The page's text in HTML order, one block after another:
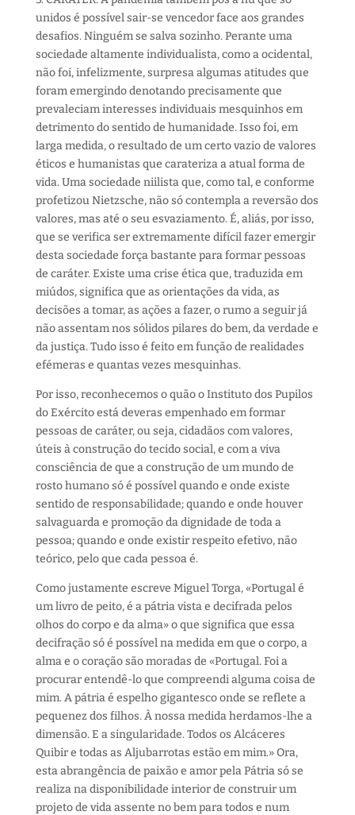
unidos é possível sair-se vencedor face aos grandes
desafios. Ninguém se salva sozinho. Perante uma
sociedade altamente individualista, como a ocidental,
não foi, infelizmente, surpresa algumas atitudes que
foram emergindo denotando precisamente que
prevaleciam interesses individuais mesquinhos em
detrimento do sentido de humanidade. Isso foi, em
larga medida, o resultado de um certo vazio de valores
éticos e humanistas que carateriza a atual forma de
vida. Uma sociedade niilista que, como tal, e conforme
profetizou Nietzsche, não só contempla a reversão dos
valores, mas até o seu esvaziamento. É, aliás, por isso,
que se verifica ser extremamente difícil fazer emergir
desta sociedade força bastante para formar pessoas
de caráter. Existe uma crise ética que, traduzida em
miúdos, significa que as orientações da vida, as
decisões a tomar, as ações a fazer, o rumo a seguir já
não assentam nos sólidos pilares do bem, da verdade e
da justiça. Tudo isso é feito em função de realidades
efémeras e quantas vezes mesquinhas.
Por isso, reconhecemos o quão o Instituto dos Pupilos
do Exército está deveras empenhado em formar
pessoas de caráter, ou seja, cidadãos com valores,
úteis à construção do tecido social, e com a viva
consciência de que a construção de um mundo de
rosto humano só é possível quando e onde existe
sentido de responsabilidade; quando e onde houver
salvaguarda e promoção da dignidade de toda a
pessoa; quando e onde existir respeito efetivo, não
teórico, pelo que cada pessoa é.
Como justamente escreve Miguel Torga, «Portugal é
um livro de peito, é a pátria vista e decifrada pelos
olhos do corpo e da alma» o que significa que essa
decifração só é possível na medida em que o corpo, a
alma e o coração são moradas de «Portugal. Foi a
procurar entendê-lo que compreendi alguma coisa de
mim. A pátria é espelho gigantesco onde se reflete a
pequenez dos filhos. À nossa medida herdamos-lhe a
dimensão. E a singularidade. Todos os Alcáceres
Quibir e todas as Aljubarrotas estão em mim.» Ora,
esta abrangência de paixão e amor pela Pátria só se
realiza na disponibilidade interior de construir um
projeto de vida assente no bem para todos e num